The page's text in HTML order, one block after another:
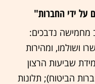
על ידי החברות"
מחמישה נדבכים:
ושולמו, ומהירות
שביעות הרצון
הביטוח); תלונות